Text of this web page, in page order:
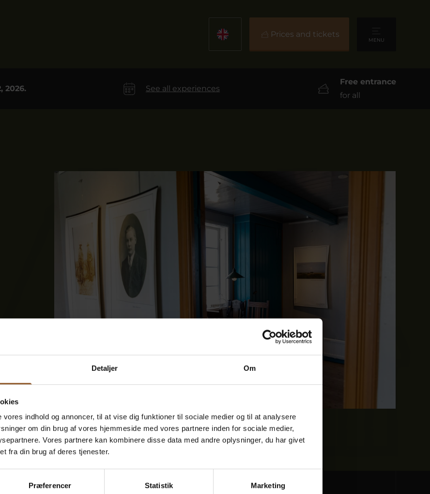
Detaljer Om
indhold og annoncer, til at vise dig funktioner til sociale medier og til at analysere
om din brug af vores hjemmeside med vores partnere inden for sociale medier,
Vores partnere kan kombinere disse data med andre oplysninger, du har givet
fra din brug af deres tjenester.
Præferencer Statistik Marketing
Prices and tickets
MENU
2026. See all experiences
Free entrance
for all
in